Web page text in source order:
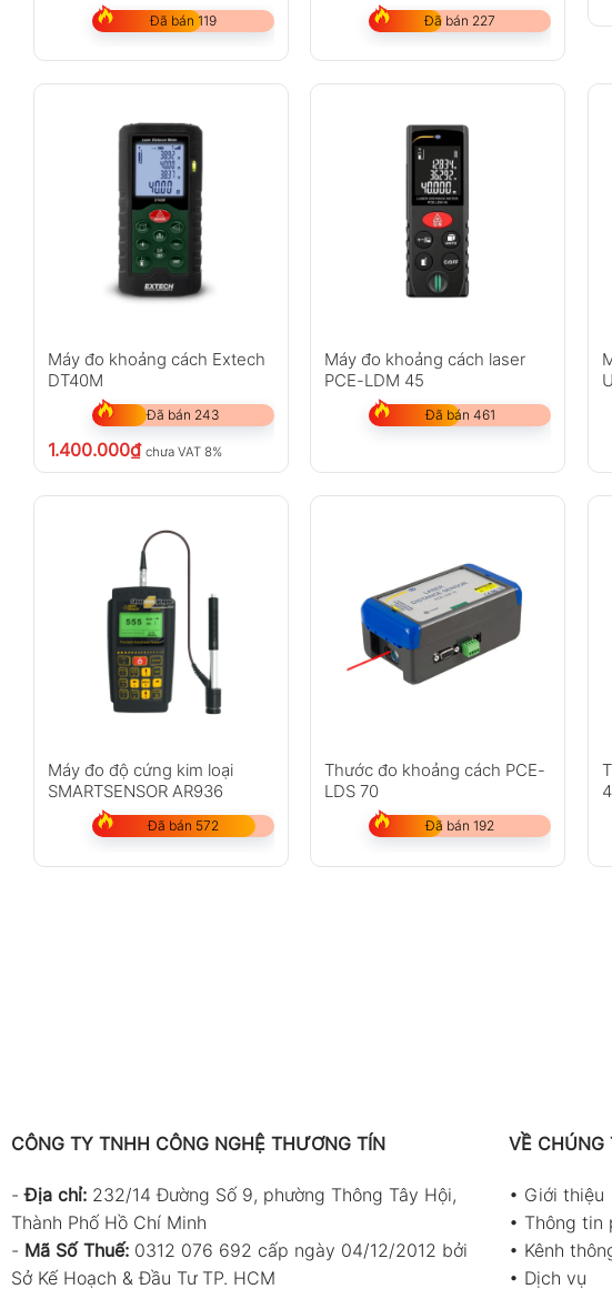
Đã bán 119 Đã bán 227
Máy đo khoảng cách Extech
DT40M
Đã bán 243
1.400.000₫ chưa VAT 8%
Máy đo khoảng cách laser
PCE-LDM 45
Đã bán 461
Máy đo độ cứng kim loại
SMARTSENSOR AR936
Đã bán 572
Thước đo khoảng cách PCE-
LDS 70
Đã bán 192
CÔNG TY TNHH CÔNG NGHỆ THƯƠNG TÍN
-Địa chỉ: 232/14 Đường Số 9, phường Thông Tây Hội,
Thành Phố Hồ Chí Minh
- Mã Số Thuế: 0312 076 692 cấp ngày 04/12/2012 bởi
Sở Kế Hoạch & Đầu Tư TP. HCM
VỀ CHÚNG
• Giới thiệu
• Thông tin
• Kênh
• Dịch vụ